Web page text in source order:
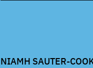
NIAMH SAUTER-